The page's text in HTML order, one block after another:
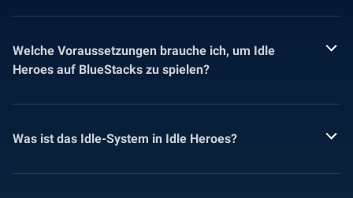
Welche Voraussetzungen brauche ich, um Idle
Heroes auf BlueStacks zu spielen?
Was ist das Idle-System in Idle Heroes?